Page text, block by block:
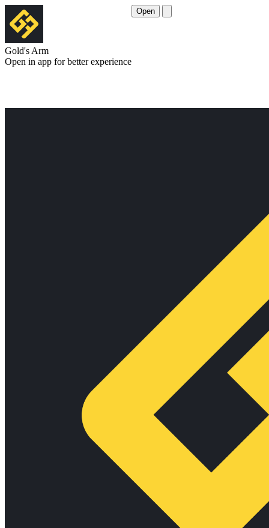
Gold's Arm
Open in app for better experience
Open